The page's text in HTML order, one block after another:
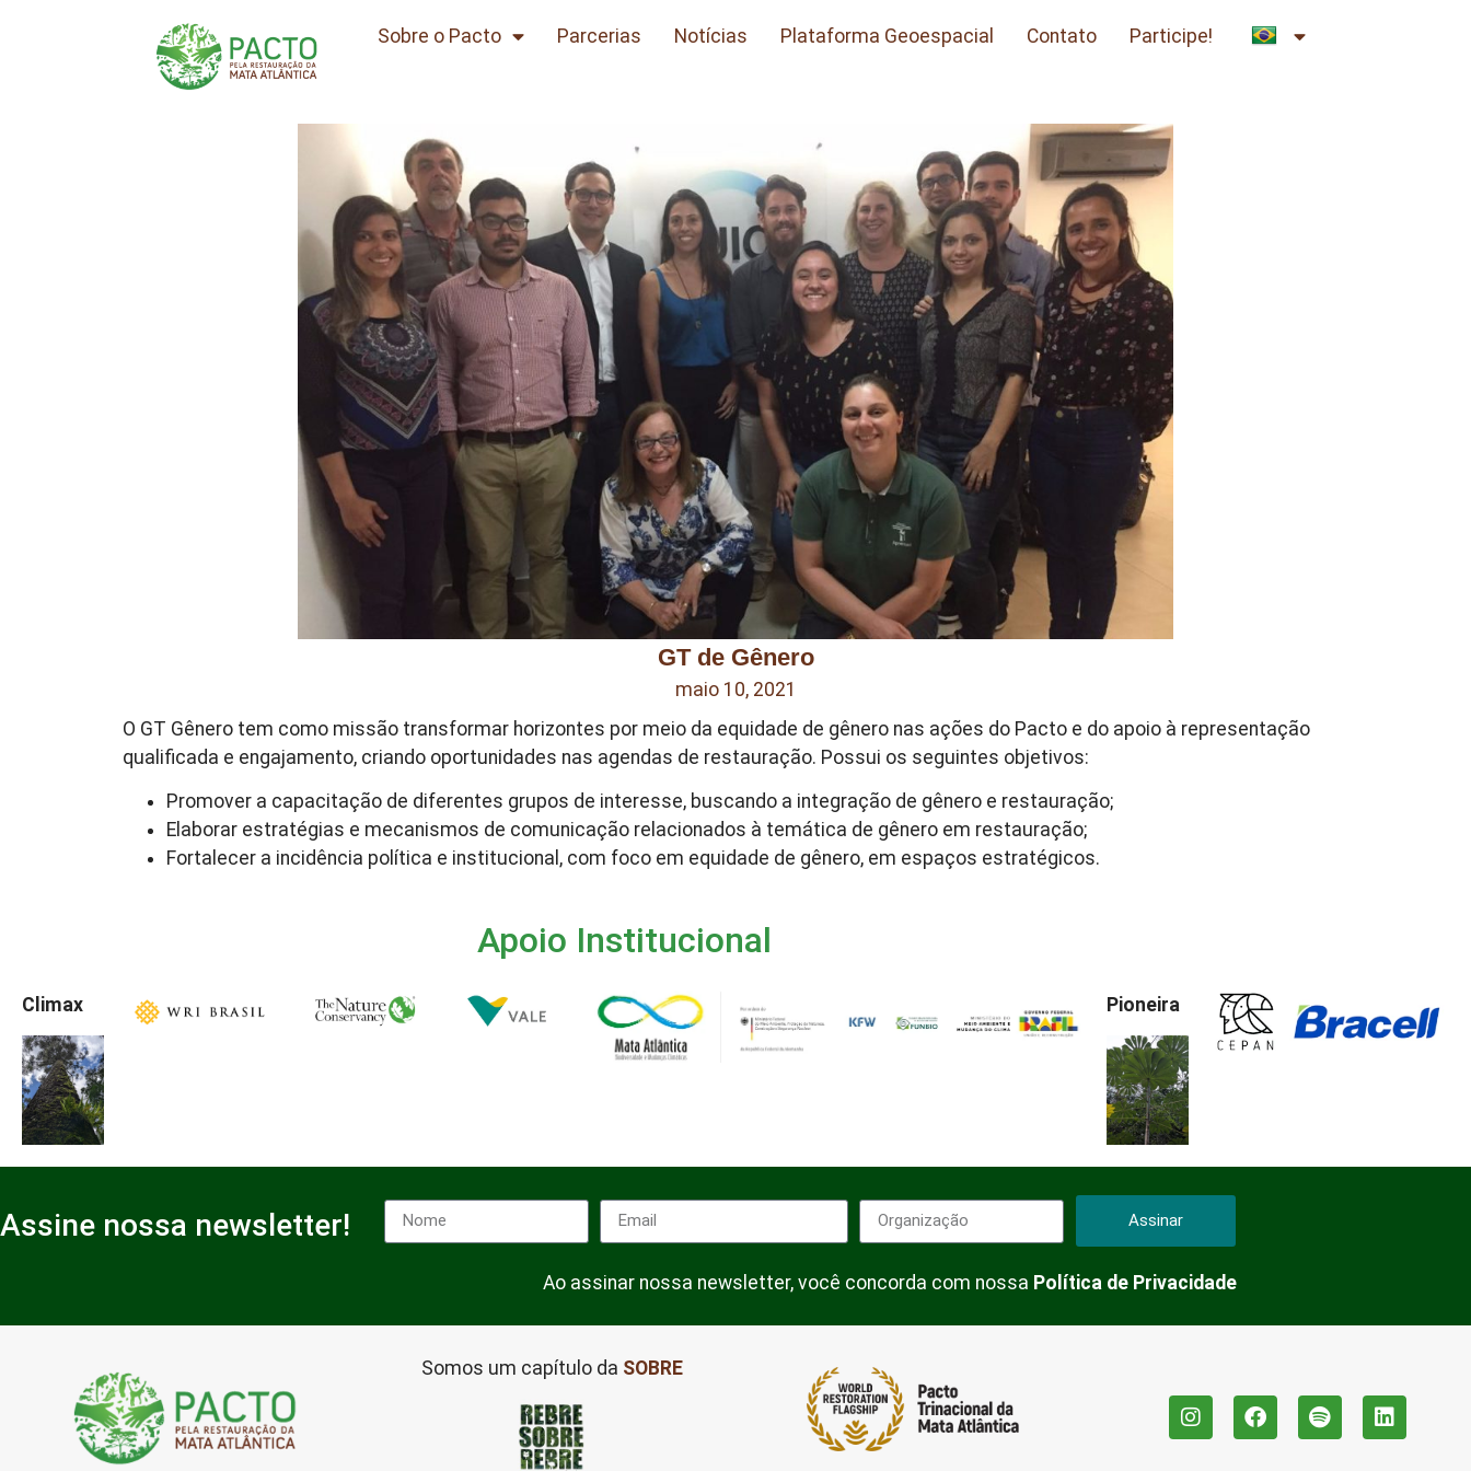
Sobre o Pacto Parcerias Notícias Plataforma Geoespacial Contato Participe!
GT de Gênero
maio 10, 2021
O GT Gênero tem como missão transformar horizontes por meio da equidade de gênero nas ações do Pacto e do apoio à representação
qualificada e engajamento, criando oportunidades nas agendas de restauração. Possui os seguintes objetivos:
Promover a capacitação de diferentes grupos de interesse, buscando a integração de gênero e restauração;
Elaborar estratégias e mecanismos de comunicação relacionados à temática de gênero em restauração;
Fortalecer a incidência política e institucional, com foco em equidade de gênero, em espaços estratégicos.
Apoio Institucional
Climax Pioneira
Assine nossa newsletter! Assinar
Ao assinar nossa newsletter, você concorda com nossa Política de Privacidade
Somos um capítulo da SOBRE